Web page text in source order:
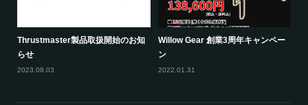
Thrustmaster製品取扱開始のお知
らせ
2023.08.03
Willow Gear 創業3周年キャンペー
ン
2022.01.31